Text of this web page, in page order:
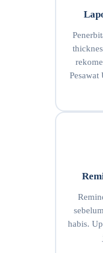
Pesawat
habis.